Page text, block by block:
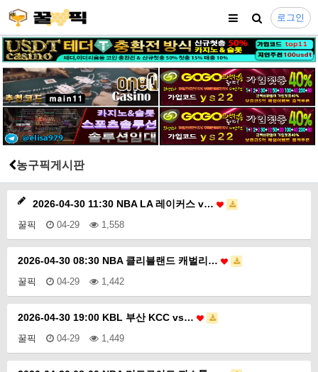
로그인
농구픽게시판
2026-04-30 11:30 NBA LA 레이커스 v…
꿀픽 04-29 1,558
2026-04-30 08:30 NBA 클리블랜드 캐벌리…
꿀픽 04-29 1,442
2026-04-30 19:00 KBL 부산 KCC vs…
꿀픽 04-29 1,449